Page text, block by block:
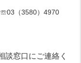
（3580）4970
談窓口にご連絡く